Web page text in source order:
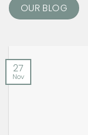
OUR BLOG
27
Nov